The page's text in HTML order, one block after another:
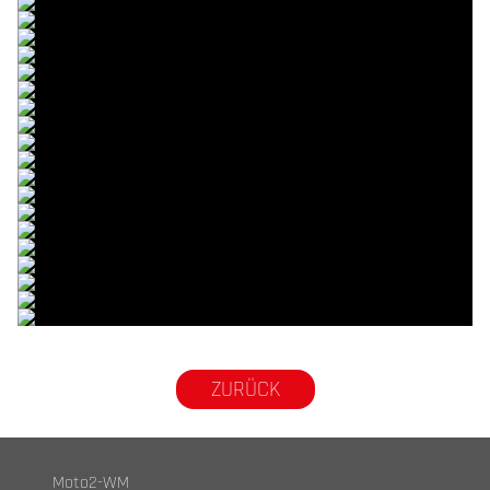
© intactGP
© intactGP
© intactGP
© intactGP
© intactGP
© intactGP
© intactGP
© intactGP
© intactGP
© intactGP
© intactGP
© intactGP
© intactGP
© intactGP
© intactGP
© intactGP
© intactGP
© intactGP
© intactGP
ZURÜCK
Moto2-WM